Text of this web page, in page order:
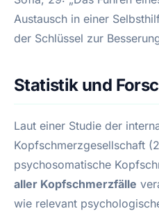
Austausch in einer
der Schlüssel zur
Statistik und
Laut einer Studie der
Kopfschmerzgesellschaft
psychosomatische
aller Kopfschmerzfälle
wie relevant